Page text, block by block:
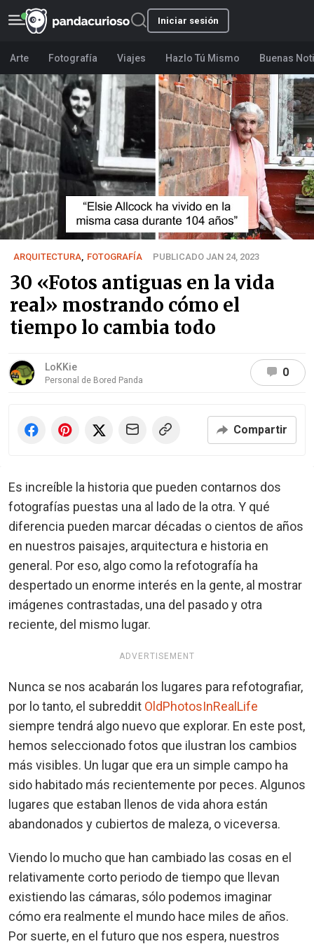
Iniciar sesión
Arte Fotografía Viajes Hazlo Tú Mismo Buenas
ARQUITECTURA FOTOGRAFÍA PUBLICADO JAN 24, 2023
30 «Fotos antiguas en la vida
real» mostrando cómo el
tiempo lo cambia todo
LoKKie
Personal de Bored Panda
0
Compartir
Es increíble la historia que pueden contarnos dos
fotografías puestas una al lado de la otra. Y qué
diferencia pueden marcar décadas o cientos de años
en nuestros paisajes, arquitectura e historia en
general. Por eso, algo como la refotografía ha
despertado un enorme interés en la gente, al mostrar
imágenes contrastadas, una del pasado y otra
reciente, del mismo lugar.
ADVERTISEMENT
Nunca se nos acabarán los lugares para refotografiar,
por lo tanto, el subreddit OldPhotosInRealLife
siempre tendrá algo nuevo que explorar. En este post,
hemos seleccionado fotos que ilustran los cambios
más visibles. Un lugar que era un simple campo ha
sido habitado más recientemente por peces. Algunos
lugares que estaban llenos de vida ahora están
abandonados y cubiertos de maleza, o viceversa.
Viendo lo mucho que han cambiado las cosas en el
relativamente corto periodo de tiempo que llevan
existiendo las cámaras, sólo podemos imaginar
cómo era realmente el mundo hace miles de años.
Por suerte, en el futuro que nos espera, nuestros